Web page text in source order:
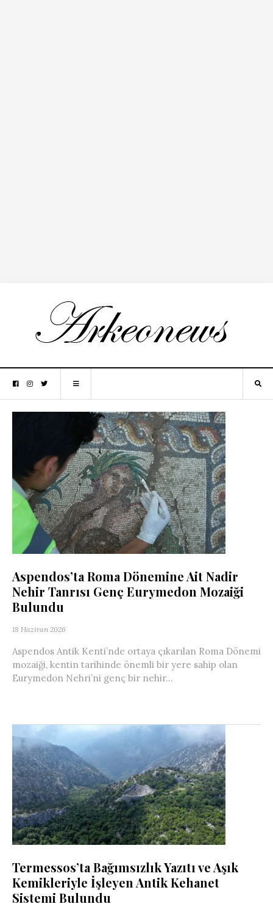
Aspendos’ta Roma Dönemine Ait Nadir
Nehir Tanrısı Genç Eurymedon Mozaiği
Bulundu
18 Haziran 2026
Aspendos Antik Kenti’nde ortaya çıkarılan Roma Dönemi
mozaiği, kentin tarihinde önemli bir yere sahip olan
Eurymedon Nehri’ni genç bir nehir...
Termessos’ta Bağımsızlık Yazıtı ve Aşık
Kemikleriyle İşleyen Antik Kehanet
Sistemi Bulundu